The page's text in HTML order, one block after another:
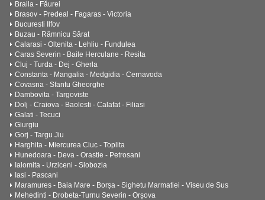
Braila - Făurei
Brasov - Predeal - Fagaras - Victoria
Bucuresti Ilfov
Buzau - Râmnicu Sărat
Calarasi - Oltenita - Lehliu - Fundulea
Caras Severin - Baile Herculane - Resita
Cluj - Turda - Dej - Gherla
Constanta - Mangalia - Medgidia - Cernavoda
Covasna - Sfantu Gheorghe
Dambovita - Targoviste
Dolj - Craiova - Baolesti - Calafat - Filiasi
Galati - Tecuci
Giurgiu
Gorj - Targu Jiu
Harghita - Miercurea Ciuc - Toplita
Hunedoara - Deva - Orastie - Petrosani
Ialomita - Urziceni - Slobozia
Iasi - Pascani
Maramures - Baia Mare - Borșa - Sighetu Marmatiei - Viseu de Sus
Mehedinti - Drobeta-Turnu Severin - Orșova